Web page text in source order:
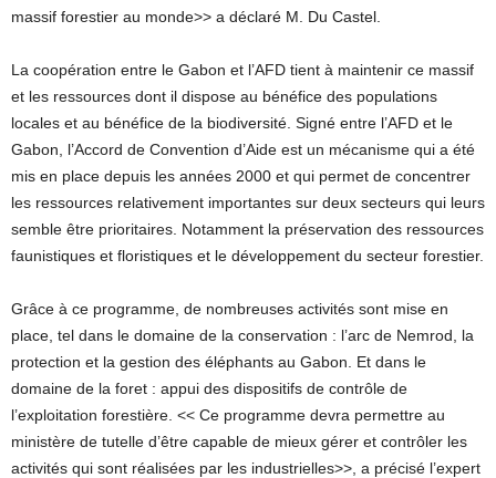
massif forestier au monde>> a déclaré M. Du Castel.
La coopération entre le Gabon et l’AFD tient à maintenir ce massif
et les ressources dont il dispose au bénéfice des populations
locales et au bénéfice de la biodiversité. Signé entre l’AFD et le
Gabon, l’Accord de Convention d’Aide est un mécanisme qui a été
mis en place depuis les années 2000 et qui permet de concentrer
les ressources relativement importantes sur deux secteurs qui leurs
semble être prioritaires. Notamment la préservation des ressources
faunistiques et floristiques et le développement du secteur forestier.
Grâce à ce programme, de nombreuses activités sont mise en
place, tel dans le domaine de la conservation : l’arc de Nemrod, la
protection et la gestion des éléphants au Gabon. Et dans le
domaine de la foret : appui des dispositifs de contrôle de
l’exploitation forestière. << Ce programme devra permettre au
ministère de tutelle d’être capable de mieux gérer et contrôler les
activités qui sont réalisées par les industrielles>>, a précisé l’expert